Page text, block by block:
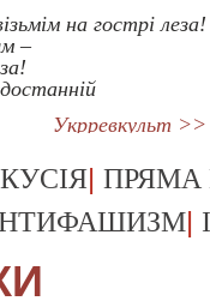
на гострі леза!
–
Укрревкульт >>
| ПРЯМА
|